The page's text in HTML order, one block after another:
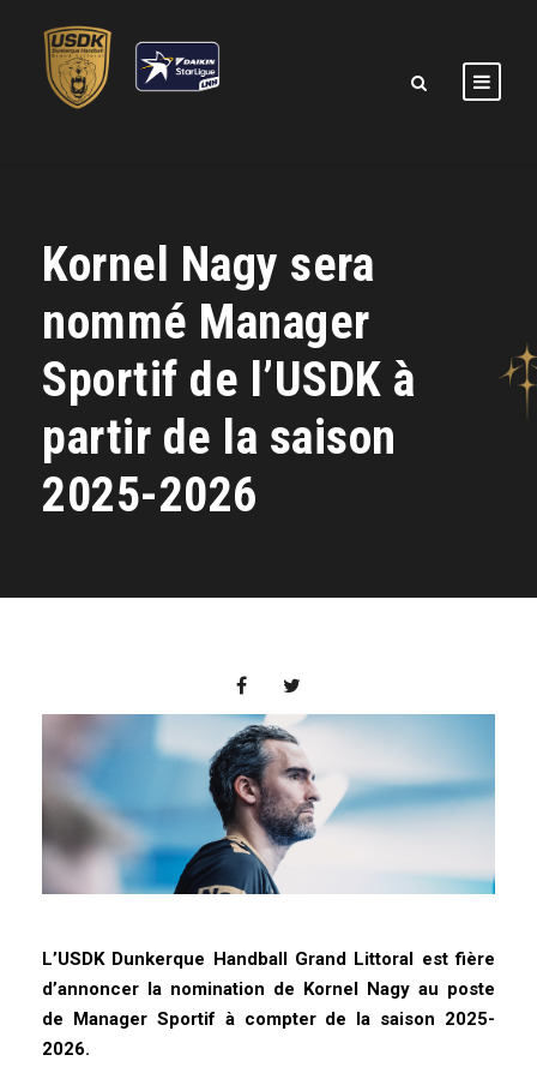
Kornel Nagy sera
nommé Manager
Sportif de l’USDK à
partir de la saison
2025-2026
L’USDK Dunkerque Handball Grand Littoral est fière
d’annoncer la nomination de Kornel Nagy au poste
de Manager Sportif à compter de la saison 2025-
2026.